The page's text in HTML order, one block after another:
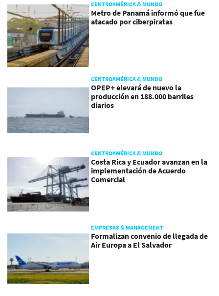
CENTROAMÉRICA & MUNDO
Metro de Panamá informó que fue
atacado por ciberpiratas
CENTROAMÉRICA & MUNDO
OPEP+ elevará de nuevo la
producción en 188.000 barriles
diarios
CENTROAMÉRICA & MUNDO
Costa Rica y Ecuador avanzan en la
implementación de Acuerdo
Comercial
EMPRESAS & MANAGEMENT
Formalizan convenio de llegada de
Air Europa a El Salvador